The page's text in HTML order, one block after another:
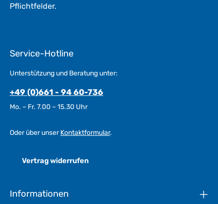
Pflichtfelder.
Service-Hotline
Unterstützung und Beratung unter:
+49 (0)661 - 94 60-736
Mo. – Fr. 7.00 – 15.30 Uhr
Oder über unserKontaktformular.
Vertrag widerrufen
Informationen